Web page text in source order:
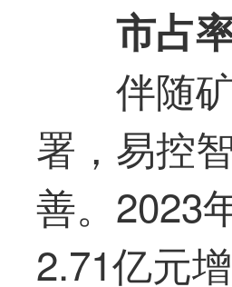
市占
伴随
署，易控
善。2023
2.71亿元